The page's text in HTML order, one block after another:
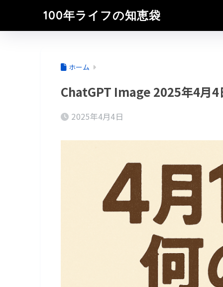
100年ライフの知恵袋
ホーム
ChatGPT Image 2025年4月
2025年4月4日